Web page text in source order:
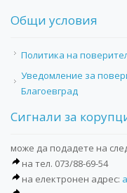
Общи условия
Политика на
Уведомление за
Благоевград
Сигнали за
може да подадете на
на тел. 073/88-69-54
на електронен адрес: